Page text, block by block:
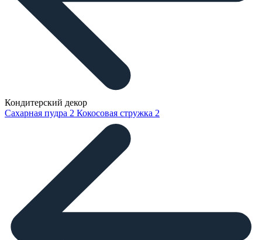
Кондитерский декор
Сахарная пудра 2 Кокосовая стружка 2